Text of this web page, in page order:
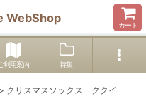
WebShop
カート
利用案内 特集
> クリスマスソックス ククイ